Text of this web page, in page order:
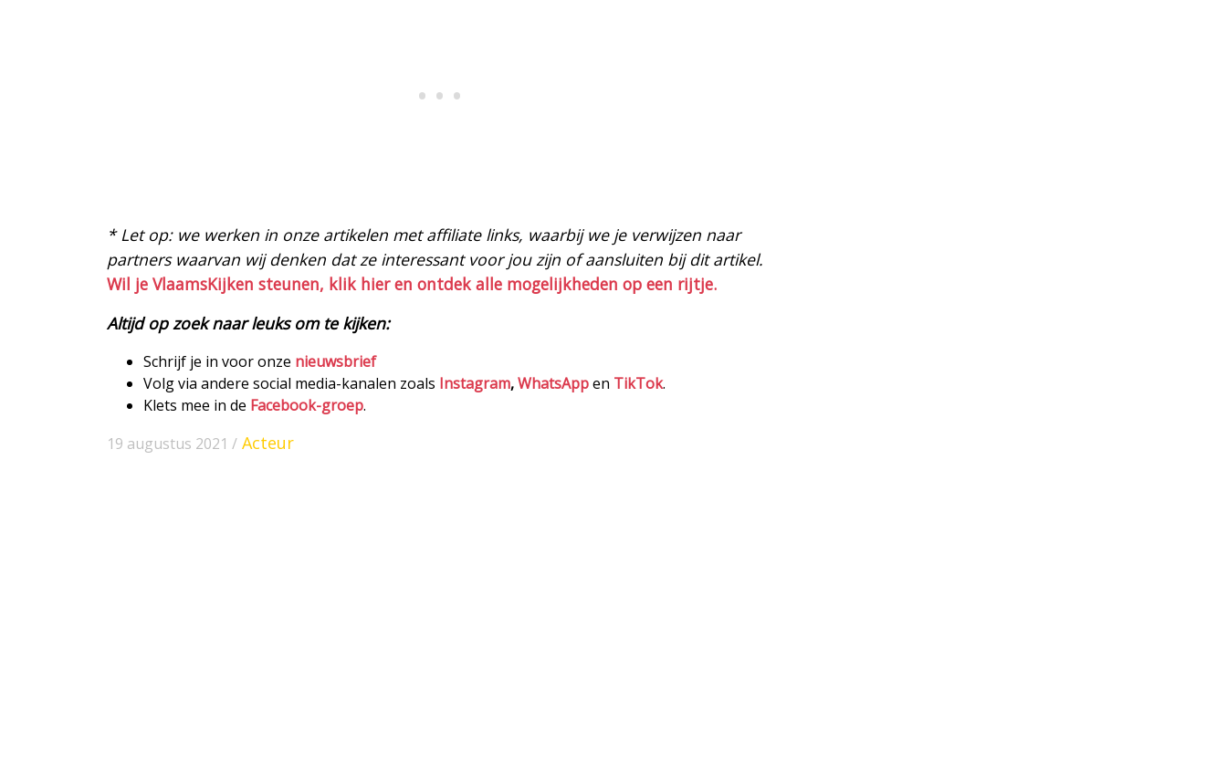
* Let op: we werken in onze artikelen met affiliate links, waarbij we je verwijzen naar
partners waarvan wij denken dat ze interessant voor jou zijn of aansluiten bij dit artikel.
Wil je VlaamsKijken steunen, klik hier en ontdek alle mogelijkheden op een rijtje.
Altijd op zoek naar leuks om te kijken:
Schrijf je in voor onze nieuwsbrief
Volg via andere social media-kanalen zoals Instagram,WhatsAppen TikTok.
Klets mee in de Facebook-groep.
19 augustus 2021 / Acteur